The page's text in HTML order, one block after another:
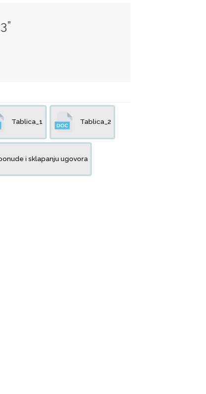
Tablica_1 Tablica_2
i sklapanju ugovora